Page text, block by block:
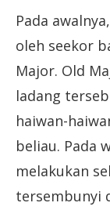
Pada
oleh seekor
Major. Old
ladang
haiwan-
beliau. Pada
melakukan
tersembunyi